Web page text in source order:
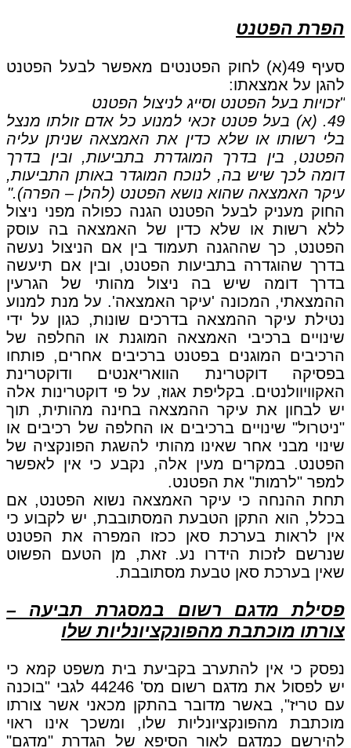
הפרת הפטנט
סעיף 49(א) לחוק הפטנטים מאפשר לבעל הפטנט
להגן על אמצאתו:
"זכויות בעל הפטנט וסייג לניצול הפטנט
49. (א) בעל פטנט זכאי למנוע כל אדם זולתו מנצל
בלי רשותו או שלא כדין את האמצאה שניתן עליה
הפטנט, בין בדרך המוגדרת בתביעות, ובין בדרך
דומה לכך שיש בה, לנוכח המוגדר באותן התביעות,
עיקר האמצאה שהוא נושא הפטנט (להלן – הפרה)."
החוק מעניק לבעל הפטנט הגנה כפולה מפני ניצול
ללא רשות או שלא כדין של האמצאה בה עוסק
הפטנט, כך שההגנה תעמוד בין אם הניצול נעשה
בדרך שהוגדרה בתביעות הפטנט, ובין אם תיעשה
בדרך דומה שיש בה ניצול מהותי של הגרעין
ההמצאתי, המכונה 'עיקר האמצאה'. על מנת למנוע
נטילת עיקר ההמצאה בדרכים שונות, כגון על ידי
שינויים ברכיבי האמצאה המוגנת או החלפה של
הרכיבים המוגנים בפטנט ברכיבים אחרים, פותחו
בפסיקה דוקטרינת הוואריאנטים ודוקטרינת
האקוויוולנטים. בקליפת אגוז, על פי דוקטרינות אלה
יש לבחון את עיקר ההמצאה בחינה מהותית, תוך
"ניטרול" שינויים ברכיבים או החלפה של רכיבים או
שינוי מבני אחר שאינו מהותי להשגת הפונקציה של
הפטנט. במקרים מעין אלה, נקבע כי אין לאפשר
למפר "לרמות" את הפטנט.
תחת ההנחה כי עיקר האמצאה נשוא הפטנט, אם
בכלל, הוא התקן הטבעת המסתובבת, יש לקבוע כי
אין לראות בערכת סאן ככזו המפרה את הפטנט
שנרשם לזכות הידרו נע. זאת, מן הטעם הפשוט
שאין בערכת סאן טבעת מסתובבת.
פסילת מדגם רשום במסגרת תביעה –
צורתו מוכתבת מהפונקציונליות שלו
נפסק כי אין להתערב בקביעת בית משפט קמא כי
יש לפסול את מדגם רשום מס' 44246 לגבי "בוכנה
עם טריז", באשר מדובר בהתקן מכאני אשר צורתו
מוכתבת מהפונקציונליות שלו, ומשכך אינו ראוי
להירשם כמדגם לאור הסיפא של הגדרת "מדגם"